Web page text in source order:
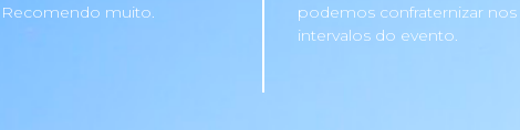
Recomendo muito.
podemos confraternizar nos
intervalos do evento.